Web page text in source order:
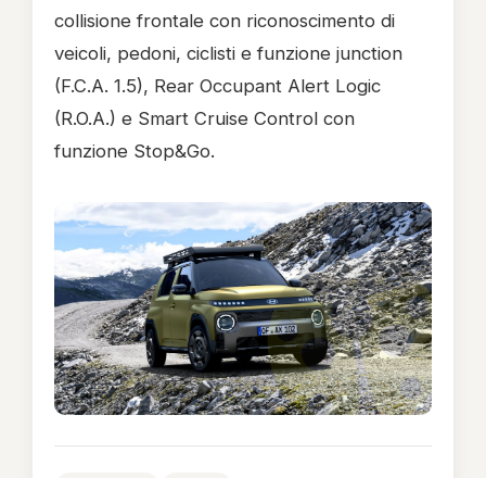
collisione frontale con riconoscimento di
veicoli, pedoni, ciclisti e funzione junction
(F.C.A. 1.5), Rear Occupant Alert Logic
(R.O.A.) e Smart Cruise Control con
funzione Stop&Go.